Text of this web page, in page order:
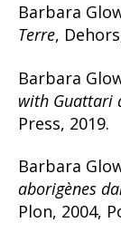
Barbara
Terre,
Barbara
with Guattari
Press, 2019.
Barbara
aborigènes
Plon, 2004,